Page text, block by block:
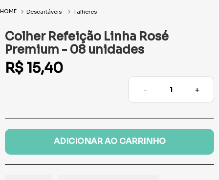
Descartáveis Talheres
Colher Refeição Linha Rosé
Premium - 08 unidades
R$ 15,40
＋
－
ADICIONAR AO CARRINHO